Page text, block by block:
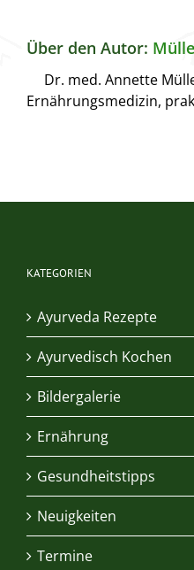
Über den Autor:
Dr. med. Annette
Ernährungsmedizin,
KATEGORIEN
Ayurveda Rezepte
Ayurvedisch Kochen
Bildergalerie
Ernährung
Gesundheitstipps
Neuigkeiten
Termine